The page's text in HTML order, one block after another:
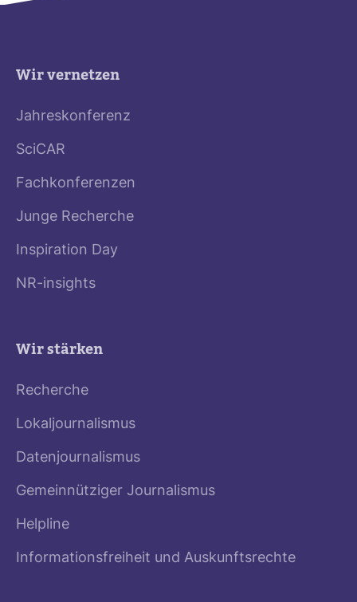
Wir vernetzen
Jahreskonferenz
SciCAR
Fachkonferenzen
Junge Recherche
Inspiration Day
NR-insights
Wir stärken
Recherche
Lokaljournalismus
Datenjournalismus
Gemeinnütziger Journalismus
Helpline
Informationsfreiheit und Auskunftsrechte